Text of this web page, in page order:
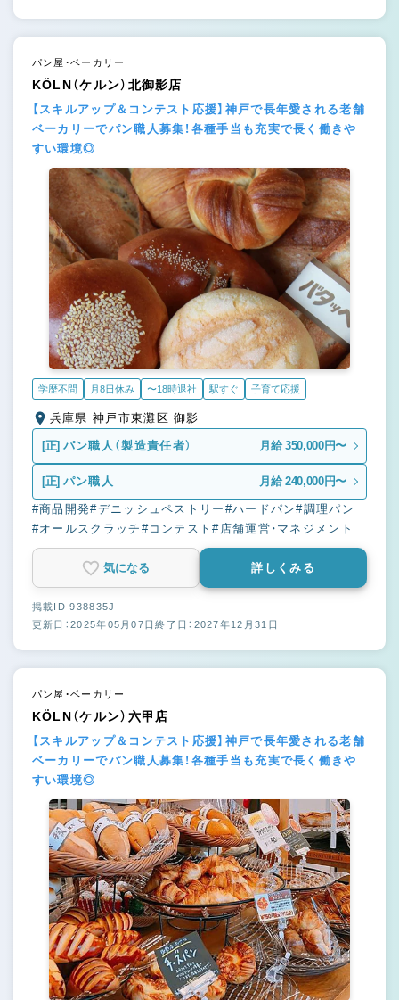
パン屋・ベーカリー
KÖLN（ケルン）北御影店
【スキルアップ＆コンテスト応援】神戸で長年愛される老舗
ベーカリーでパン職人募集！各種手当も充実で長く働きや
すい環境◎
学歴不問 月8日休み 〜18時退社 駅すぐ 子育て応援
兵庫県 神戸市東灘区 御影
[正] パン職人（製造責任者） 月給 350,000円〜
[正] パン職人 月給 240,000円〜
#商品開発#デニッシュペストリー #ハードパン#調理パン
#オールスクラッチ #コンテスト#店舗運営・マネジメント
気になる 詳しくみる
掲載ID 938835J
更新日：2025年05月07日終了日：2027年12月31日
パン屋・ベーカリー
KÖLN（ケルン）六甲店
【スキルアップ＆コンテスト応援】神戸で長年愛される老舗
ベーカリーでパン職人募集！各種手当も充実で長く働きや
すい環境◎